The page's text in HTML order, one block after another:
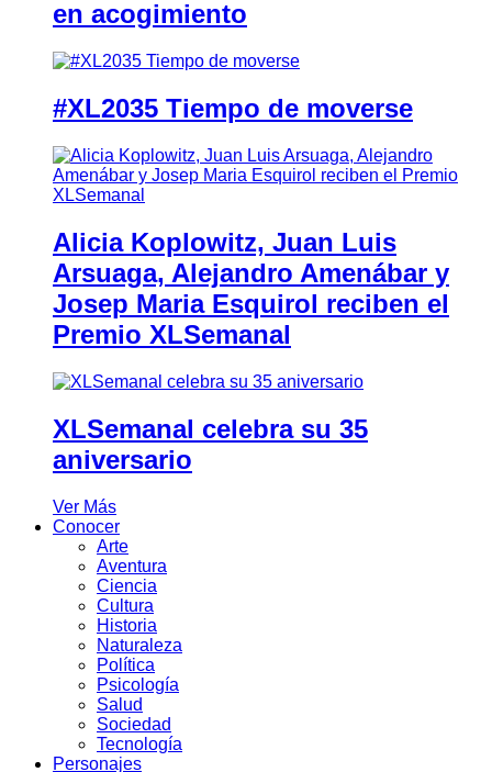
en acogimiento
#XL2035 Tiempo de moverse
Alicia Koplowitz, Juan Luis
Arsuaga, Alejandro Amenábar y
Josep Maria Esquirol reciben el
Premio XLSemanal
XLSemanal celebra su 35
aniversario
Ver Más
Conocer
Arte
Aventura
Ciencia
Cultura
Historia
Naturaleza
Política
Psicología
Salud
Sociedad
Tecnología
Personajes